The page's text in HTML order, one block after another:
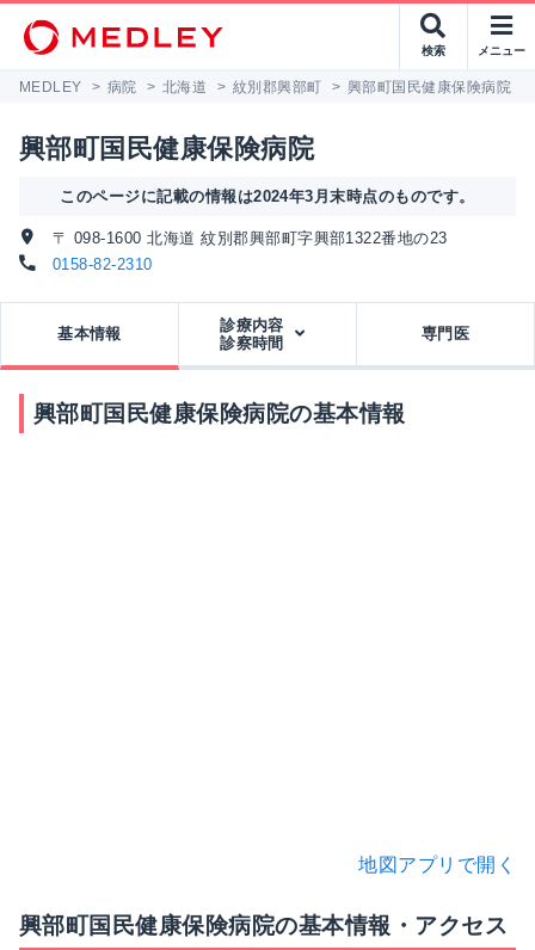
検索 メニュー
MEDLEY > 病院 > 北海道 > 紋別郡興部町 > 興部町国民健康保険病院
興部町国民健康保険病院
このページに記載の情報は2024年3月末時点のものです。
〒 098-1600 北海道 紋別郡興部町字興部1322番地の23
0158-82-2310
基本情報
診療内容
診察時間
専門医
興部町国民健康保険病院の基本情報
地図アプリで開く
興部町国民健康保険病院の基本情報・アクセス